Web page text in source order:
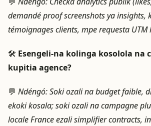
demandé proof screenshots ya insights,
témoignages clients, mpe requesta
🛠️ Esengeli‑na kolinga kosolola na
kupitia agence?
💬 Ndéngó:Soki ozali na budget faible,
ekoki kosala; soki ozali na campagne
locale France ezali simplifier contracts,